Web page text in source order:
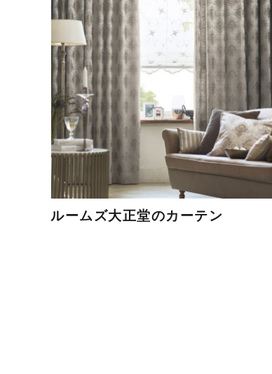
ルームズ大正堂のカーテン